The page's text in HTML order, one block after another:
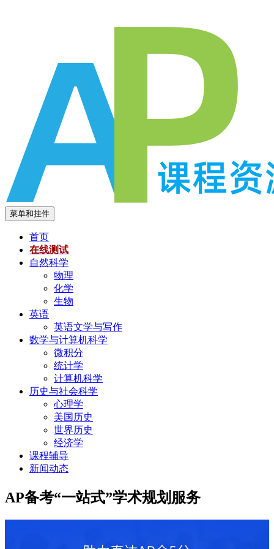
菜单和挂件
首页
在线测试
自然科学
物理
化学
生物
英语
英语文学与写作
数学与计算机科学
微积分
统计学
计算机科学
历史与社会科学
心理学
美国历史
世界历史
经济学
课程辅导
新闻动态
AP备考“一站式”学术规划服务